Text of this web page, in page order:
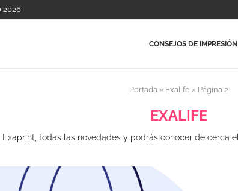
2026
CONSEJOS DE IMPRESIÓN
Portada» Exalife» Página 2
EXALIFE
todas las novedades y podrás conocer de cerca